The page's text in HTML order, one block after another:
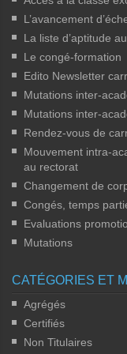
L’avancement
La liste d’aptitude
Le congé-formation
Edito Newsletter
Mutations inter-
Mutations inter-
Rendez-vous de
Mouvement intra-
au rectorat
Changement de
Congés, temps
Evaluations
Mutations
CATÉGORIES ET
Agrégés
Certifiés
Non Titulaires